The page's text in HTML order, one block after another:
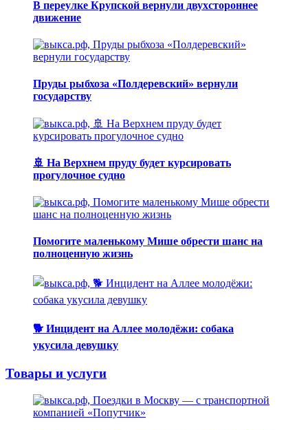
В переулке Крупской вернули двухстороннее
движение
Пруды рыбхоза «Полдеревский» вернули
государству
🚢 На Верхнем пруду будет курсировать
прогулочное судно
Помогите маленькому Мише обрести шанс на
полноценную жизнь
🐕 Инцидент на Аллее молодёжи: собака
укусила девушку
Товары и услуги